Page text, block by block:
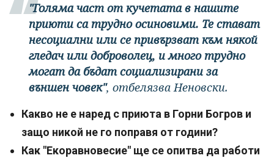
"Голяма част от кучетата в нашите
приюти са трудно осиновими. Те стават
несоциални или се привързват към някой
гледач или доброволец, и много трудно
могат да бъдат социализирани за
външен човек", отбелязва Неновски.
Какво не е наред с приюта в Горни Богров и
защо никой не го поправя от години?
Как "Екоравновесие" ще се опитва да работи